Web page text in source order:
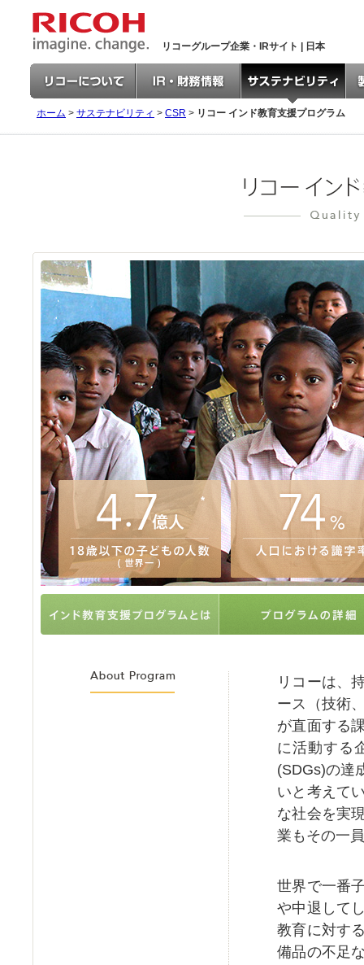
リコーグループ企業・IRサイト | 日本
ホーム > サステナビリティ > CSR > リコー インド教育支援プログラム
リコーは、
ース（技術
が直面する
に活動する
(SDGs)の達
いと考えて
な社会を実
業もその一
世界で一番
や中退して
教育に対す
備品の不足